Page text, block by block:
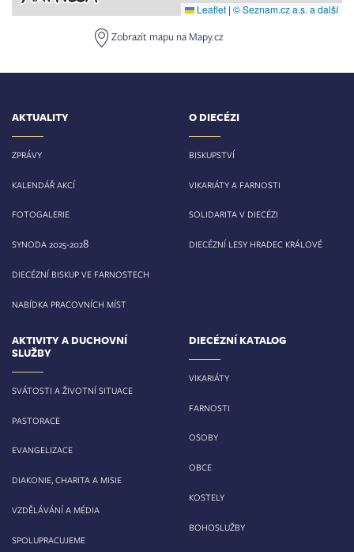
Leaflet | © Seznam.cz a.s. a další
Zobrazit mapu na Mapy.cz
AKTUALITY
ZPRÁVY
KALENDÁŘ AKCÍ
FOTOGALERIE
SYNODA 2025-2028
DIECÉZNÍ BISKUP VE FARNOSTECH
NABÍDKA PRACOVNÍCH MÍST
O DIECÉZI
BISKUPSTVÍ
VIKARIÁTY A FARNOSTI
SOLIDARITA V DIECÉZI
DIECÉZNÍ LESY HRADEC KRÁLOVÉ
AKTIVITY A DUCHOVNÍ
SLUŽBY
SVÁTOSTI A ŽIVOTNÍ SITUACE
PASTORACE
EVANGELIZACE
DIAKONIE, CHARITA A MISIE
VZDĚLÁVÁNÍ A MÉDIA
SPOLUPRACUJEME
DIECÉZNÍ KATALOG
VIKARIÁTY
FARNOSTI
OSOBY
OBCE
KOSTELY
BOHOSLUŽBY